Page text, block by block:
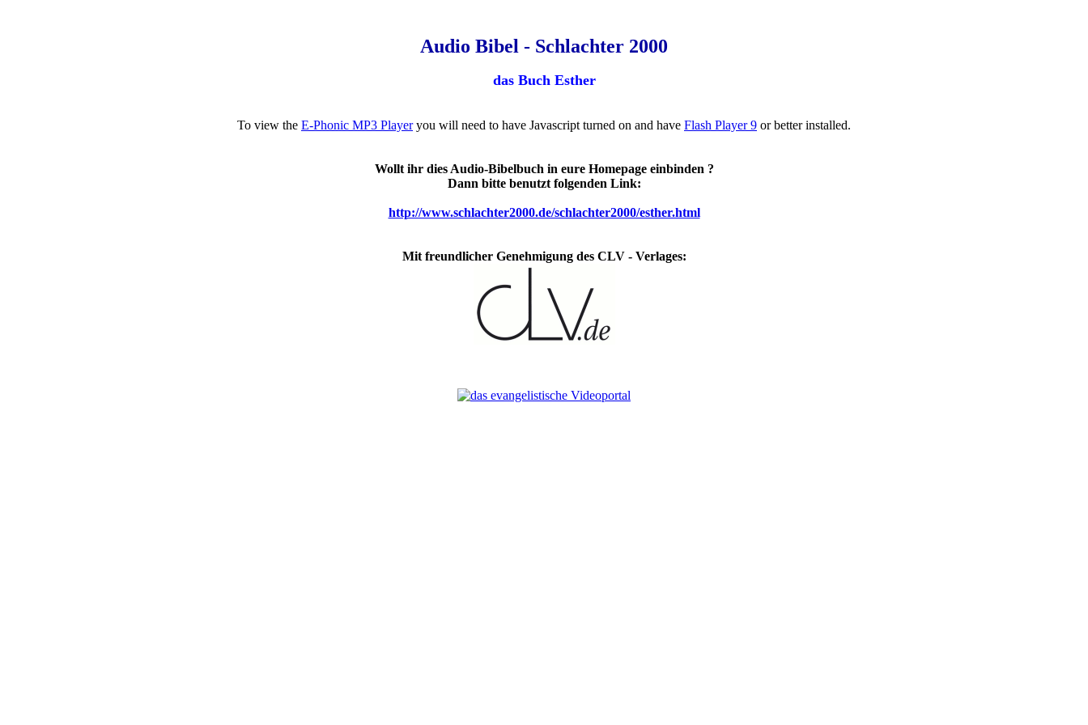
Audio Bibel - Schlachter 2000
das Buch Esther
To view the E-Phonic MP3 Playeryou will need to have Javascript turned on and have Flash Player 9 or better installed.
Wollt ihr dies Audio-Bibelbuch in eure Homepage einbinden ?
Dann bitte benutzt folgenden Link:
http://www.schlachter2000.de/schlachter2000/esther.html
Mit freundlicher Genehmigung des CLV - Verlages: